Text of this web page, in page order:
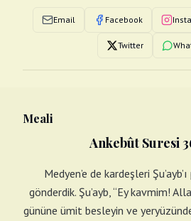
Email Facebook
Twitter
Meali
Ankebût Suresi
Medyen’e de kardeşleri
gönderdik. Şu’ayb, “Ey kavmim!
gününe ümit besleyin ve